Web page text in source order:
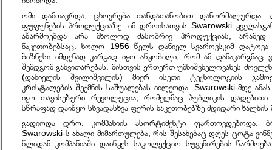
ომი დამთავრდა, ცხოვრება თანდათანობით დანორმალურდა.
ფუფუნების პროდუქციაზე. იმ დროისათვის Swarowski
აწარმოებდა არა მხოლოდ მასობრივ პროდუქციას, არამედ
ნაკეთობებსაც. ხოლო 1956 წელს დანიელ სვაროვსკიმ დატოვა
ბიზნესი იმდენად კარგად იყო აწყობილი, რომ ამ დანაკარგმაც
შემდგომ განვითარებას. მისთვის ერთერთ უმნიშვნელოვანეს
(დანიელის შვილიშვილის) მიერ ისეთი ტექნოლოგიის
კრისტალების შექმნის საშუალებას იძლეოდა. Swarowski-მდე
იყო თავისებური რევოლუცია, რომელმაც პუბლიკის დადებითი
სწრაფად დაიწყო სხვადასხვა ფერის ნაკეთობებზე მდიდარი
გადიოდა დრო. კომპანიის ასორტიმენტი ფართოვდებოდა.
Swarowski-ს ახალი მიმართულება, რის შესახებაც დღეს ცოტა
წლიდან კომპანიაში დაიწყეს საკოლექციო სუვენირების